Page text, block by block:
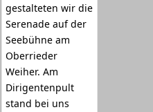
gestalteten wir die
Serenade auf der
Seebühne am
Oberrieder
Weiher. Am
Dirigentenpult
stand bei uns